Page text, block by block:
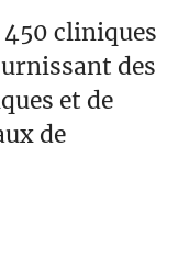
450 cliniques
des
et de
de